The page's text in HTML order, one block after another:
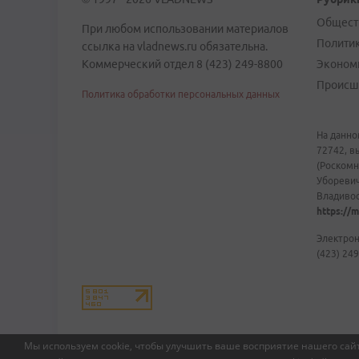
Мы используем cookie, чтобы улучшить ваше восприятие нашего
При любом использовании материалов
ссылка на vladnews.ru обязательна.
Коммерческий отдел 8 (423) 249-8800
Политика обработки персональных данных
На
72742,
https://
(423)